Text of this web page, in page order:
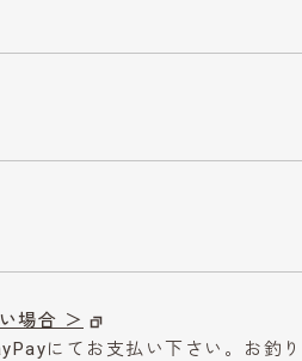
場合 ＞
にてお支払い下さい。お釣